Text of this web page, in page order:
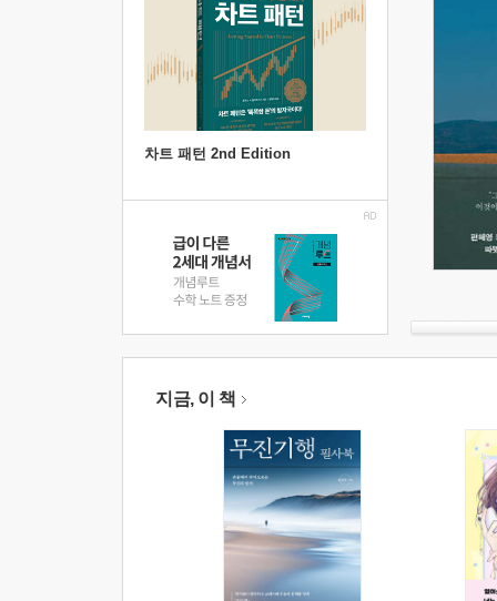
차트 패턴 2nd Edition
지금, 이 책